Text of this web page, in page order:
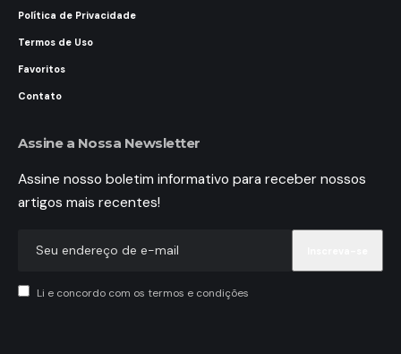
Política de Privacidade
Termos de Uso
Favoritos
Contato
Assine a Nossa Newsletter
Assine nosso boletim informativo para receber nossos
artigos mais recentes!
Li e concordo com os termos e condições